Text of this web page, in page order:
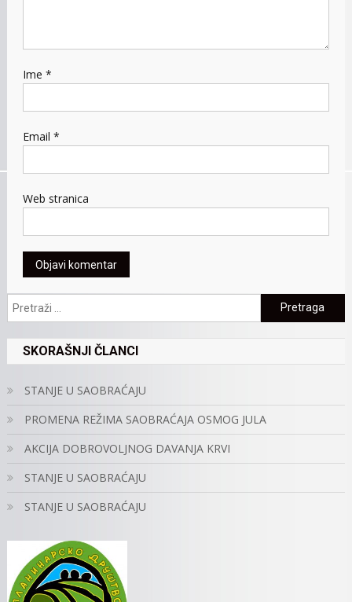
Ime *
Email *
Web stranica
Pretraga:
SKORAŠNJI ČLANCI
STANJE U SAOBRAĆAJU
PROMENA REŽIMA SAOBRAĆAJA OSMOG JULA
AKCIJA DOBROVOLJNOG DAVANJA KRVI
STANJE U SAOBRAĆAJU
STANJE U SAOBRAĆAJU